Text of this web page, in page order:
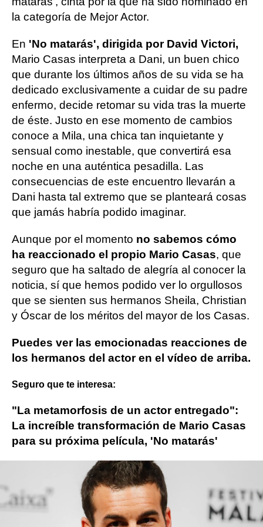
la categoría de Mejor Actor.
En 'No matarás', dirigida por David Victori,
Mario Casas interpreta a Dani, un buen chico
que durante los últimos años de su vida se ha
dedicado exclusivamente a cuidar de su padre
enfermo, decide retomar su vida tras la muerte
de éste. Justo en ese momento de cambios
conoce a Mila, una chica tan inquietante y
sensual como inestable, que convertirá esa
noche en una auténtica pesadilla. Las
consecuencias de este encuentro llevarán a
Dani hasta tal extremo que se planteará cosas
que jamás habría podido imaginar.
Aunque por el momento no sabemos cómo
ha reaccionado el propio Mario Casas, que
seguro que ha saltado de alegría al conocer la
noticia, sí que hemos podido ver lo orgullosos
que se sienten sus hermanos Sheila, Christian
y Óscar de los méritos del mayor de los Casas.
Puedes ver las emocionadas reacciones de
los hermanos del actor en el vídeo de arriba.
Seguro que te interesa:
"La metamorfosis de un actor entregado":
La increíble transformación de Mario Casas
para su próxima película, 'No matarás'
Más sobre este tema:
Oscar Casas hermanos Premios Goya